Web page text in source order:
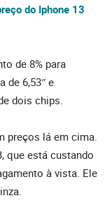
do Iphone 13
de 8% para
de 6,53″ e
dois chips.
preços lá em cima.
que está custando
à vista. Ele